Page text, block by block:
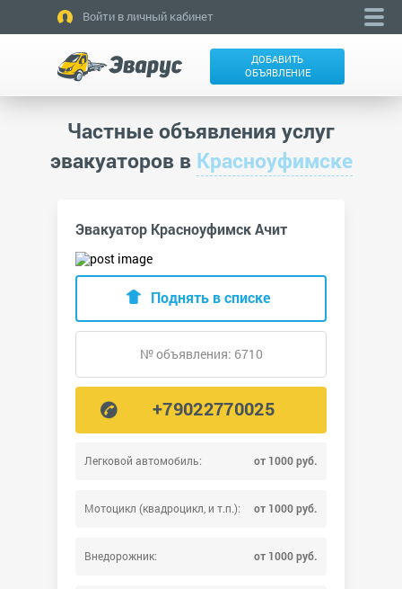
Войти в личный кабинет
ДОБАВИТЬ
ОБЪЯВЛЕНИЕ
Частные объявления услуг
эвакуаторов в Красноуфимске
Эвакуатор Красноуфимск Ачит
Легковой автомобиль: от 1000 руб.
Мотоцикл (квадроцикл, и т.п.): от 1000 руб.
Внедорожник: от 1000 руб.
Поднять в списке
№ объявления: 6710
+79022770025